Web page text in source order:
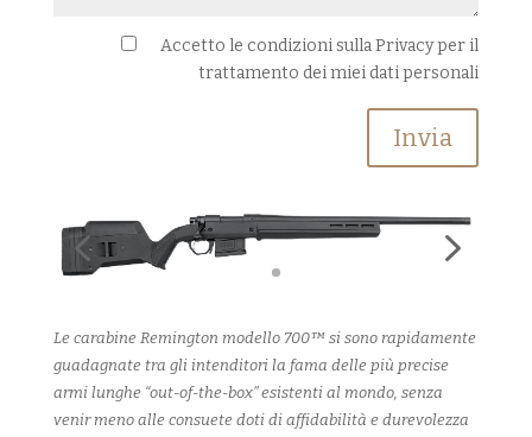
Accetto le condizioni sulla Privacy per il
trattamento dei miei dati personali
Invia
Le carabine Remington modello 700™ si sono rapidamente
guadagnate tra gli intenditori la fama delle più precise
armi lunghe “out-of-the-box” esistenti al mondo, senza
venir meno alle consuete doti di affidabilità e durevolezza